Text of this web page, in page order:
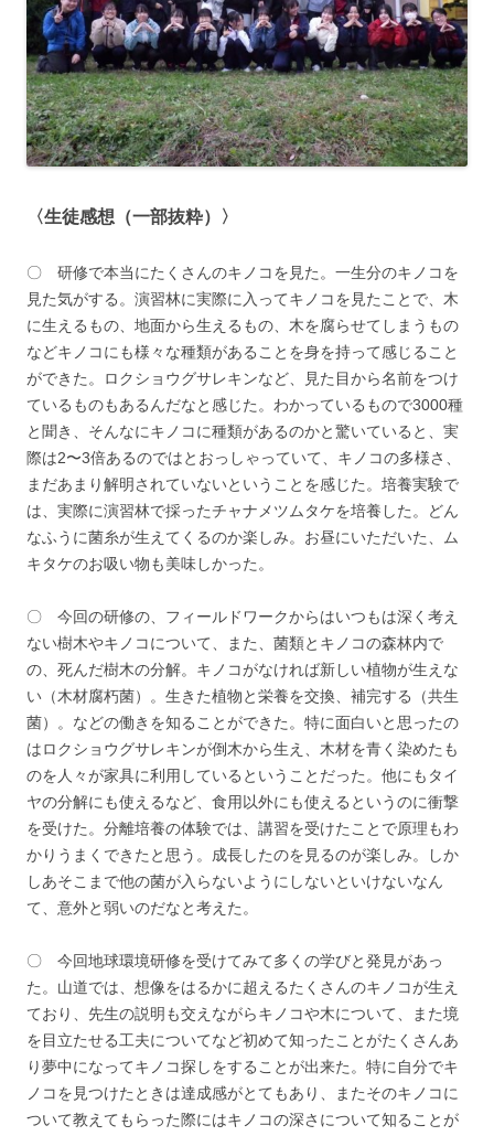
〈生徒感想（一部抜粋）〉
〇 研修で本当にたくさんのキノコを見た。一生分のキノコを
見た気がする。演習林に実際に入ってキノコを見たことで、木
に生えるもの、地面から生えるもの、木を腐らせてしまうもの
などキノコにも様々な種類があることを身を持って感じること
ができた。ロクショウグサレキンなど、見た目から名前をつけ
ているものもあるんだなと感じた。わかっているもので3000種
と聞き、そんなにキノコに種類があるのかと驚いていると、実
際は2〜3倍あるのではとおっしゃっていて、キノコの多様さ、
まだあまり解明されていないということを感じた。培養実験で
は、実際に演習林で採ったチャナメツムタケを培養した。どん
なふうに菌糸が生えてくるのか楽しみ。お昼にいただいた、ム
キタケのお吸い物も美味しかった。
〇 今回の研修の、フィールドワークからはいつもは深く考え
ない樹木やキノコについて、また、菌類とキノコの森林内で
の、死んだ樹木の分解。キノコがなければ新しい植物が生えな
い（木材腐朽菌）。生きた植物と栄養を交換、補完する（共生
菌）。などの働きを知ることができた。特に面白いと思ったの
はロクショウグサレキンが倒木から生え、木材を青く染めたも
のを人々が家具に利用しているということだった。他にもタイ
ヤの分解にも使えるなど、食用以外にも使えるというのに衝撃
を受けた。分離培養の体験では、講習を受けたことで原理もわ
かりうまくできたと思う。成長したのを見るのが楽しみ。しか
しあそこまで他の菌が入らないようにしないといけないなん
て、意外と弱いのだなと考えた。
〇 今回地球環境研修を受けてみて多くの学びと発見があっ
た。山道では、想像をはるかに超えるたくさんのキノコが生え
ており、先生の説明も交えながらキノコや木について、また境
を目立たせる工夫についてなど初めて知ったことがたくさんあ
り夢中になってキノコ探しをすることが出来た。特に自分でキ
ノコを見つけたときは達成感がとてもあり、またそのキノコに
ついて教えてもらった際にはキノコの深さについて知ることが